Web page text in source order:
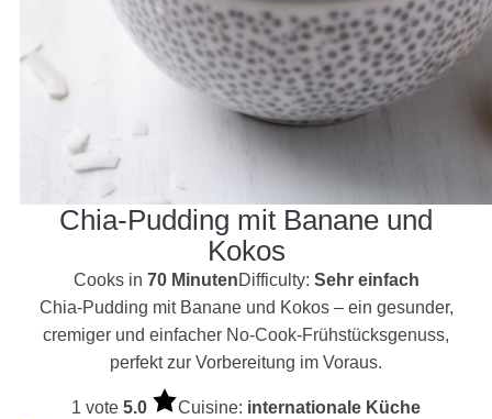
Chia-Pudding mit Banane und
Kokos
Cooks in 70 MinutenDifficulty: Sehr einfach
Chia-Pudding mit Banane und Kokos – ein gesunder,
cremiger und einfacher No-Cook-Frühstücksgenuss,
perfekt zur Vorbereitung im Voraus.
1 vote 5.0 Cuisine: internationale Küche